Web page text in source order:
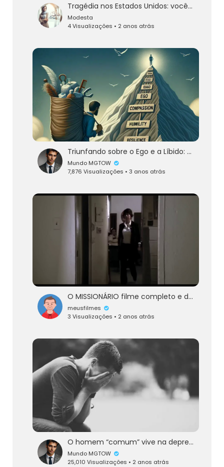
Tragédia nos Estados Unidos: vocês desaparecidos são dados como mortos após navio bater em ponte
Modesta
4 Visualizações • 2 anos atrás
Triunfando sobre o Ego e a Líbido: Uma Jornada de Autoconsciência e Disciplina
Mundo MGTOW
7,876 Visualizações • 3 anos atrás
O MISSIONÁRIO filme completo e dublado
meusfilmes
3 Visualizações • 2 anos atrás
O homem “comum” vive na depressão!
Mundo MGTOW
25,010 Visualizações • 2 anos atrás